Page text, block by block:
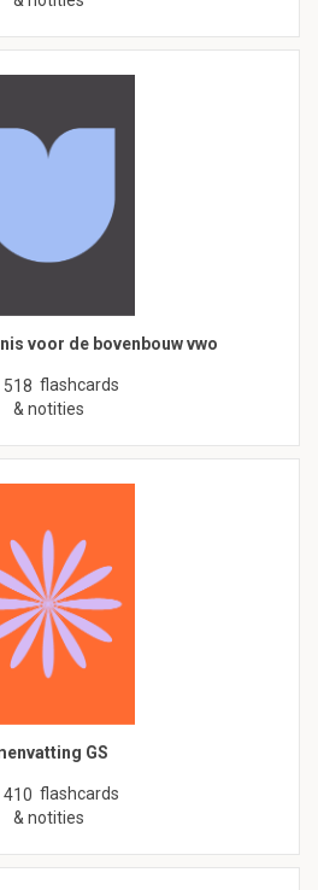
voor de bovenbouw vwo
518 flashcards
& notities
GS
410 flashcards
& notities